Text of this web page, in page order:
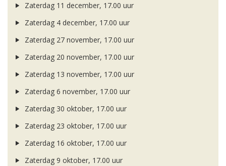
Zaterdag 11 december, 17.00 uur
Zaterdag 4 december, 17.00 uur
Zaterdag 27 november, 17.00 uur
Zaterdag 20 november, 17.00 uur
Zaterdag 13 november, 17.00 uur
Zaterdag 6 november, 17.00 uur
Zaterdag 30 oktober, 17.00 uur
Zaterdag 23 oktober, 17.00 uur
Zaterdag 16 oktober, 17.00 uur
Zaterdag 9 oktober, 17.00 uur